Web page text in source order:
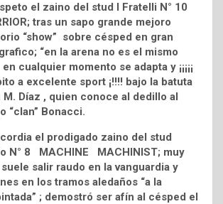
el zaino del stud I Fratelli N° 10
tras un sapo grande mejoro
“show” sobre césped en gran
“en la arena no es el mismo
cualquier momento se adapta y ¡¡¡¡¡
a excelente sport ¡!!!! bajo la batuta
Díaz , quien conoce al dedillo al
“clan” Bonacci.
el prodigado zaino del stud
N° 8 MACHINE MACHINIST; muy
salir raudo en la vanguardia y
en los tramos aledaños “a la
; demostró ser afín al césped el